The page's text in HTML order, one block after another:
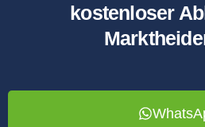
kostenloser